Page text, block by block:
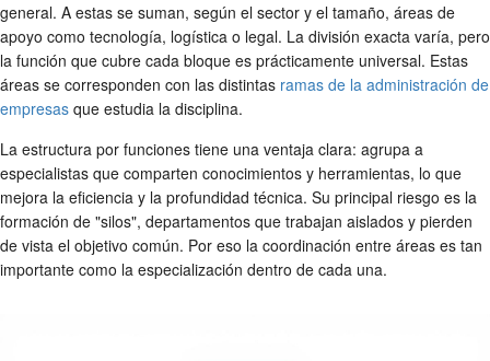
general. A estas se suman, según el sector y el tamaño, áreas de
apoyo como tecnología, logística o legal. La división exacta varía, pero
la función que cubre cada bloque es prácticamente universal. Estas
áreas se corresponden con las distintas ramas de la administración de
empresas que estudia la disciplina.
La estructura por funciones tiene una ventaja clara: agrupa a
especialistas que comparten conocimientos y herramientas, lo que
mejora la eficiencia y la profundidad técnica. Su principal riesgo es la
formación de "silos", departamentos que trabajan aislados y pierden
de vista el objetivo común. Por eso la coordinación entre áreas es tan
importante como la especialización dentro de cada una.